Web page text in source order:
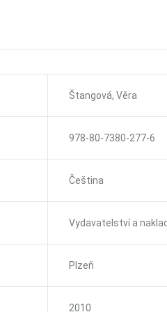
Štangová, Věra
978-80-7380-277-6
Čeština
Vydavatelství a
Plzeň
2010